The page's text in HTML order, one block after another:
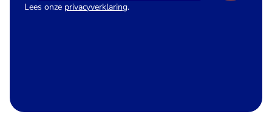
Lees onze privacyverklaring.